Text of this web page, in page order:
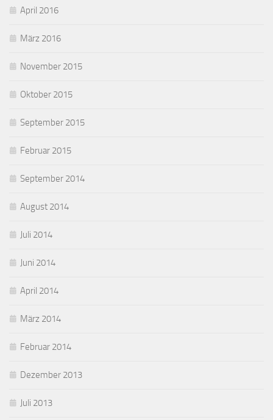
April 2016
März 2016
November 2015
Oktober 2015
September 2015
Februar 2015
September 2014
August 2014
Juli 2014
Juni 2014
April 2014
März 2014
Februar 2014
Dezember 2013
Juli 2013